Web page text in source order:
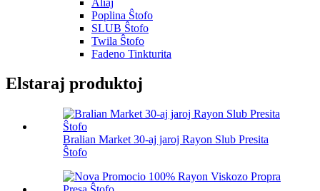
Poplina Ŝtofo
SLUB Ŝtofo
Twila Ŝtofo
Fadeno Tinkturita
Elstaraj produktoj
Bralian Market 30-aj jaroj Rayon Slub Presita
Ŝtofo